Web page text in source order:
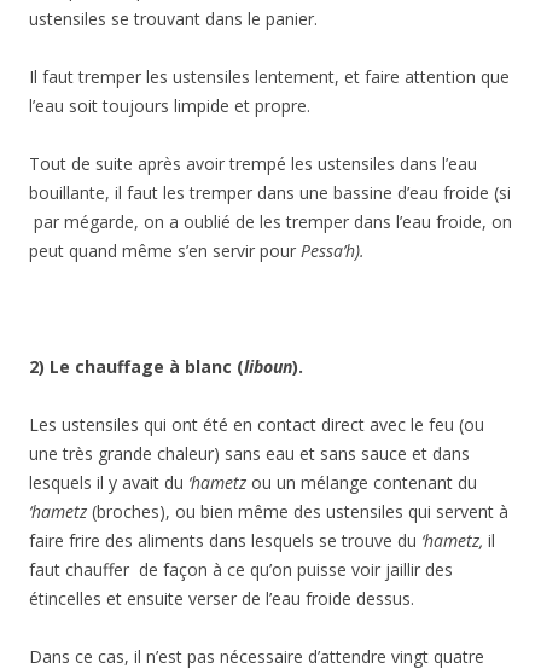
ustensiles se trouvant dans le panier.
Il faut tremper les ustensiles lentement, et faire attention que
l’eau soit toujours limpide et propre.
Tout de suite après avoir trempé les ustensiles dans l’eau
bouillante, il faut les tremper dans une bassine d’eau froide (si
par mégarde, on a oublié de les tremper dans l’eau froide, on
peut quand même s’en servir pour Pessa’h).
2) Le chauffage à blanc (liboun).
Les ustensiles qui ont été en contact direct avec le feu (ou
une très grande chaleur) sans eau et sans sauce et dans
lesquels il y avait du ‘hametz ou un mélange contenant du
‘hametz (broches), ou bien même des ustensiles qui servent à
faire frire des aliments dans lesquels se trouve du ‘hametz, il
faut chauffer de façon à ce qu’on puisse voir jaillir des
étincelles et ensuite verser de l’eau froide dessus.
Dans ce cas, il n’est pas nécessaire d’attendre vingt quatre